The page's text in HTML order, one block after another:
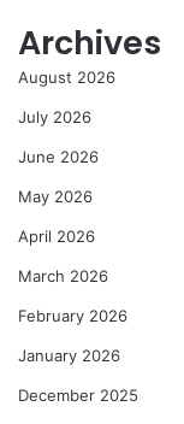
Archives
August 2026
July 2026
June 2026
May 2026
April 2026
March 2026
February 2026
January 2026
December 2025